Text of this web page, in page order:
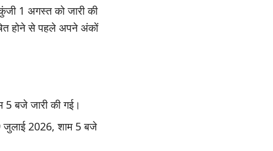
1 अगस्त को जारी की
होने से पहले अपने अंकों
5 बजे जारी की गई।
जुलाई 2026, शाम 5 बजे